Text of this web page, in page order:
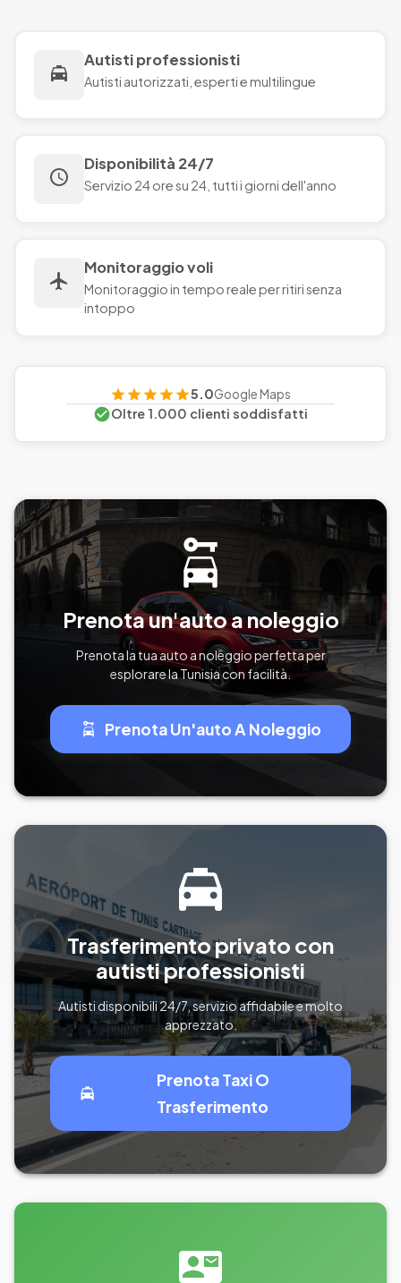
Autisti professionisti
Autisti autorizzati, esperti e multilingue
Disponibilità 24/7
Servizio 24 ore su 24, tutti i giorni dell'anno
Monitoraggio voli
Monitoraggio in tempo reale per ritiri senza
intoppo
5.0Google Maps
Oltre 1.000 clienti soddisfatti
Prenota un'auto a noleggio
Prenota la tua auto a noleggio perfetta per
esplorare la Tunisia con facilità.
Prenota Un'auto A Noleggio
Trasferimento privato con
autisti professionisti
Autisti disponibili 24/7, servizio affidabile e molto
apprezzato.
Prenota Taxi O
Trasferimento